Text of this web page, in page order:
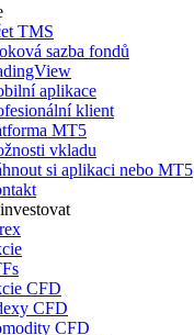
TMS
sazba fondů
aplikace
klient
MT5
vkladu
si aplikaci nebo MT5
CFD
CFD
CFD